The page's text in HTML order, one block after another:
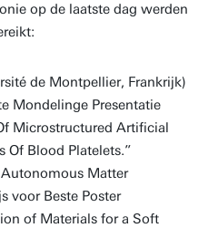
op de laatste dag werden
de Montpellier, Frankrijk)
Mondelinge Presentatie
Microstructured Artificial
Of Blood Platelets.”
Autonomous Matter
voor Beste Poster
of Materials for a Soft